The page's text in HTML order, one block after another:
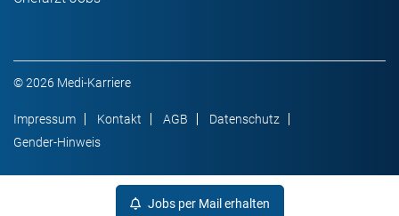
Jobs per Mail erhalten
© 2026 Medi-Karriere
Impressum Kontakt AGB
Datenschutz
Gender-Hinweis